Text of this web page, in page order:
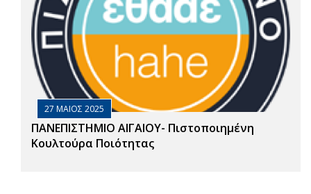
27 ΜΑΙΟΣ 2025
ΠΑΝΕΠΙΣΤΗΜΙΟ ΑΙΓΑΙΟΥ- Πιστοποιημένη
Κουλτούρα Ποιότητας